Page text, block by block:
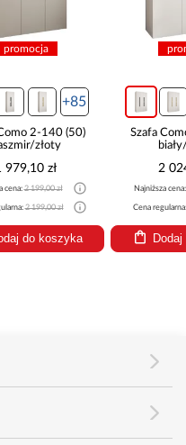
promocja
+85
2-140 (50)
złoty
979,10 zł
cena:2 199,00 zł
2 199,00 zł
do koszyka
Szafa
2
Najniższa
Cena